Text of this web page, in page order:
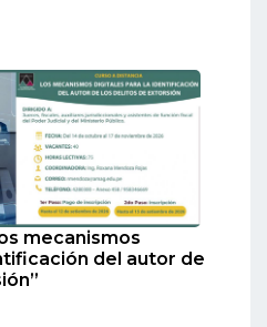
mecanismos
del autor de